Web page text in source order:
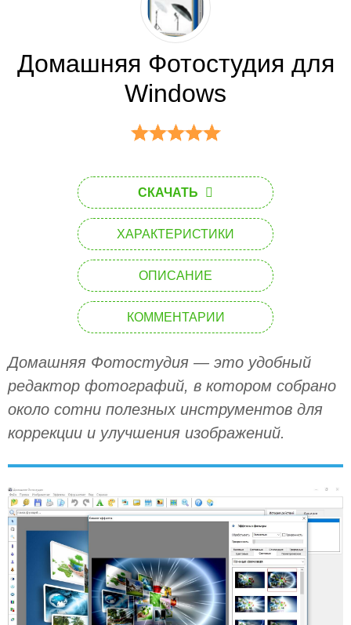
Домашняя Фотостудия для
Windows
СКАЧАТЬ
ХАРАКТЕРИСТИКИ
ОПИСАНИЕ
КОММЕНТАРИИ
Домашняя Фотостудия — это удобный
редактор фотографий, в котором собрано
около сотни полезных инструментов для
коррекции и улучшения изображений.